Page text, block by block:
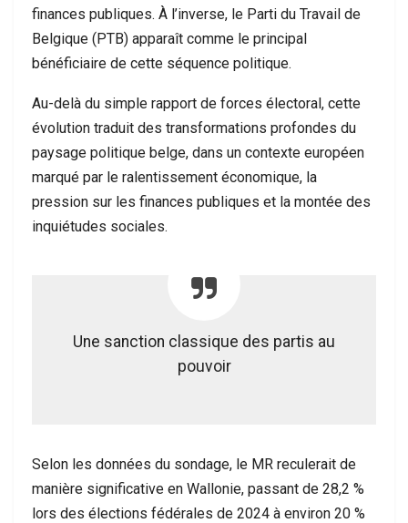
finances publiques. À l’inverse, le Parti du Travail de
Belgique (PTB) apparaît comme le principal
bénéficiaire de cette séquence politique.
Au-delà du simple rapport de forces électoral, cette
évolution traduit des transformations profondes du
paysage politique belge, dans un contexte européen
marqué par le ralentissement économique, la
pression sur les finances publiques et la montée des
inquiétudes sociales.
Une sanction classique des partis au
pouvoir
Selon les données du sondage, le MR reculerait de
manière significative en Wallonie, passant de 28,2 %
lors des élections fédérales de 2024 à environ 20 %